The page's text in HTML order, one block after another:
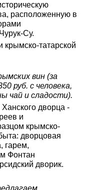
расположенную в
Су.
татарской
вин (за
руб. с человека,
чай и сладости).
дворца -
и
крымско-
дворцовая
гарем,
Фонтан
дворик.